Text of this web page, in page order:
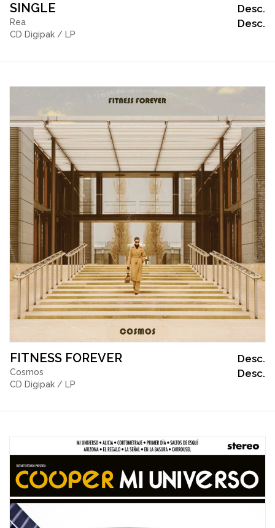
SINGLE
Rea
CD Digipak / LP
Desc.
Desc.
FITNESS FOREVER
Cosmos
CD Digipak / LP
Desc.
Desc.